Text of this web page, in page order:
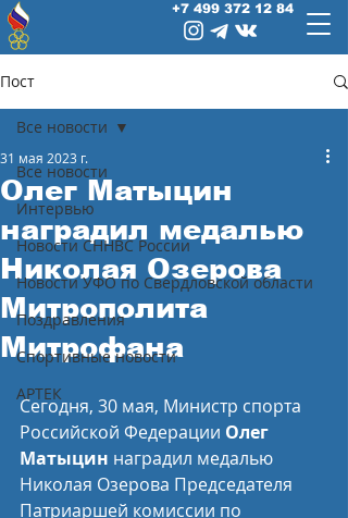
+7 499 372 12 84
Пост
Все новости
Интервью
Новости СННВС России
Новости УФО по Свердловской области
Поздравления
Спортивные новости
АРТЕК
Все новости
Олег Матыцин
наградил медалью
Николая Озерова
Митрополита
Митрофана
31 мая 2023 г.
Сегодня, 30 мая, Министр спорта
Российской Федерации Олег
Матыцин наградил медалью
Николая Озерова Председателя
Патриаршей комиссии по